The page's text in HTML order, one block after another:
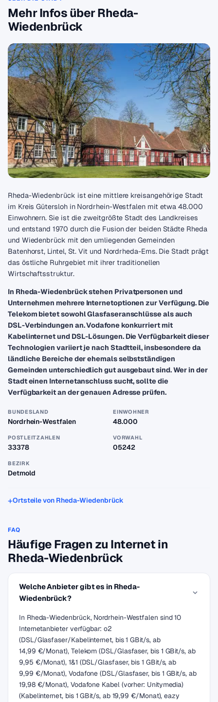
Mehr Infos über Rheda-
Wiedenbrück
Rheda-Wiedenbrück ist eine mittlere kreisangehörige Stadt
im Kreis Gütersloh in Nordrhein-Westfalen mit etwa 48.000
Einwohnern. Sie ist die zweitgrößte Stadt des Landkreises
und entstand 1970 durch die Fusion der beiden Städte Rheda
und Wiedenbrück mit den umliegenden Gemeinden
Batenhorst, Lintel, St. Vit und Nordrheda-Ems. Die Stadt prägt
das östliche Ruhrgebiet mit ihrer traditionellen
Wirtschaftsstruktur.
In Rheda-Wiedenbrück stehen Privatpersonen und
Unternehmen mehrere Internetoptionen zur Verfügung. Die
Telekom bietet sowohl Glasfaseranschlüsse als auch
DSL-Verbindungen an. Vodafone konkurriert mit
Kabelinternet und DSL-Lösungen. Die Verfügbarkeit dieser
Technologien variiert je nach Stadtteil, insbesondere da
ländliche Bereiche der ehemals selbstständigen
Gemeinden unterschiedlich gut ausgebaut sind. Wer in der
Stadt einen Internetanschluss sucht, sollte die
Verfügbarkeit an der genauen Adresse prüfen.
BUNDESLAND
Nordrhein-Westfalen
EINWOHNER
48.000
POSTLEITZAHLEN
33378
VORWAHL
05242
BEZIRK
Detmold
Ortsteile von Rheda-Wiedenbrück
FAQ
Häufige Fragen zu Internet in
Rheda-Wiedenbrück
Welche Anbieter gibt es in Rheda-
Wiedenbrück?
In Rheda-Wiedenbrück, Nordrhein-Westfalen sind 10
Internetanbieter verfügbar: o2
(DSL/Glasfaser/Kabelinternet, bis 1 GBit/s, ab
14,99 €/Monat), Telekom (DSL/Glasfaser, bis 1 GBit/s, ab
9,95 €/Monat), 1&1 (DSL/Glasfaser, bis 1 GBit/s, ab
9,99 €/Monat), Vodafone (DSL/Glasfaser, bis 1 GBit/s, ab
19,98 €/Monat), Vodafone Kabel (vorher: Unitymedia)
(Kabelinternet, bis 1 GBit/s, ab 19,99 €/Monat), eazy